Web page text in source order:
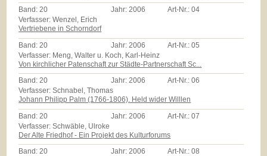
Band:20 Jahr:2006 Art-Nr.:04
Verfasser: Wenzel, Erich
Vertriebene in Schorndorf
Band: 20 Jahr: 2006 Art-Nr.:05
Verfasser: Meng, Walter u. Koch, Karl-Heinz
Von kirchlicher Patenschaft zur Städte-Partnerschaft Sc...
Band:20 Jahr:2006 Art-Nr.:06
Verfasser: Schnabel, Thomas
Johann Philipp Palm (1766-1806). Held wider Willlen
Band: 20 Jahr: 2006 Art-Nr.:07
Verfasser: Schwäble, Ulroke
Der Alte Friedhof - Ein Projekt des Kulturforums
Band:20 Jahr:2006 Art-Nr.:08